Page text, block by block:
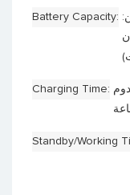
Battery Capacity
Charging Time
Standby/Working